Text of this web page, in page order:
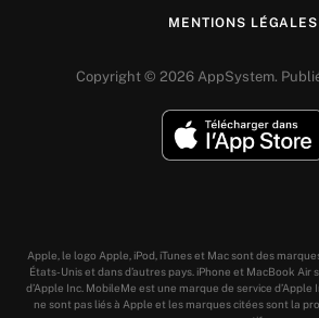
MENTIONS LÉGALES
Copyright © 2026 AppSystem.
Apple, le logo Apple, iPod, iTunes et Mac sont des
États-Unis et dans d’autres pays. iPhone et MacBook Air
d’Apple Inc. MobileMe est une marque de service
ne sont pas liés à Apple et les marques citées sont la